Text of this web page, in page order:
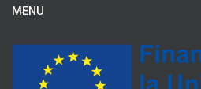
MENU